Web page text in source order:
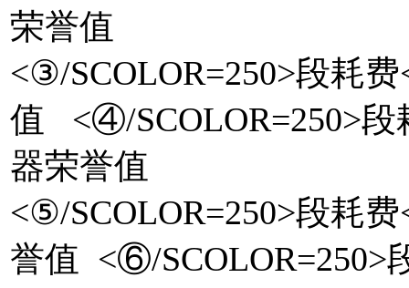
荣誉值
<③/SCOLOR=250>段耗
值 <④/SCOLOR=250>段
器荣誉值
<⑤/SCOLOR=250>段耗
誉值 <⑥/SCOLOR=250>